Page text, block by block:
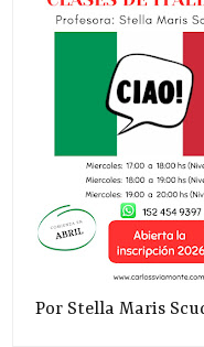
Por Stella Maris